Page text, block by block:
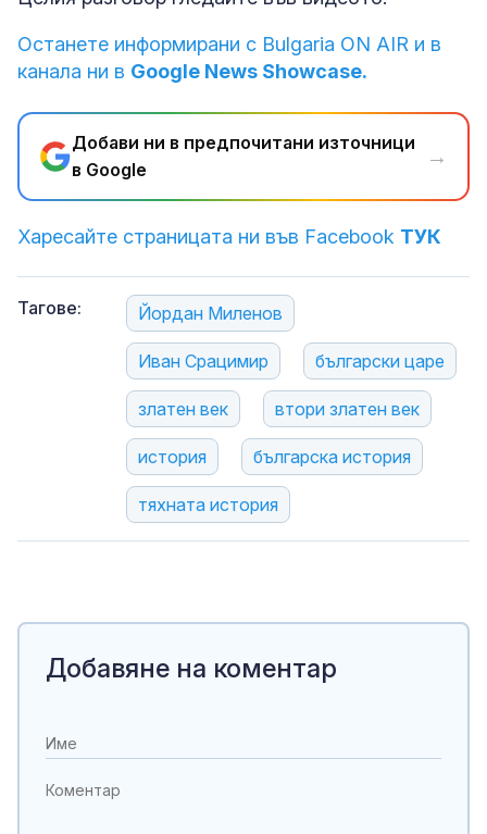
Останете информирани с Bulgaria ON AIR и в
канала ни в Google News Showcase.
Добави ни в предпочитани източници
в Google
→
Харесайте страницата ни във Facebook ТУК
Тагове: Йордан Миленов
Иван Срацимир български царе
златен век втори златен век
история българска история
тяхната история
Добавяне на коментар